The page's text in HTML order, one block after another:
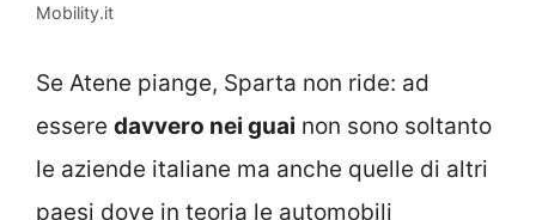
Mobility.it
Se Atene piange, Sparta non ride: ad
essere davvero nei guai non sono soltanto
le aziende italiane ma anche quelle di altri
paesi dove in teoria le automobili